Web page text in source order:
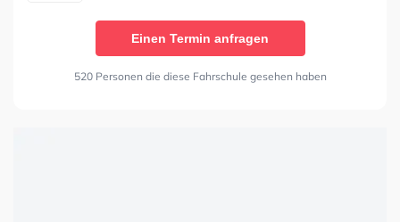
Einen Termin anfragen
520 Personen die diese Fahrschule gesehen haben